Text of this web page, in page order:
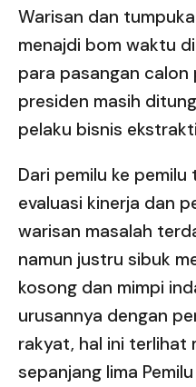
Warisan dan
menajdi bom waktu
para pasangan calon
presiden masih
pelaku bisnis
Dari pemilu ke
evaluasi kinerja dan
warisan masalah
namun justru sibuk
kosong dan mimpi
urusannya dengan
rakyat, hal ini terlihat
sepanjang lima